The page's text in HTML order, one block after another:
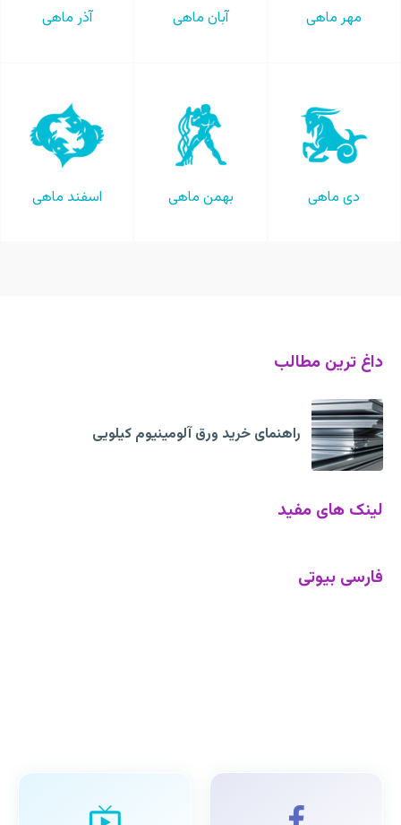
مهر ماهی آبان ماهی آذر ماهی
دی ماهی بهمن ماهی اسفند ماهی
داغ ترین مطالب
راهنمای خرید ورق آلومینیوم کیلویی
لینک های مفید
فارسی بیوتی